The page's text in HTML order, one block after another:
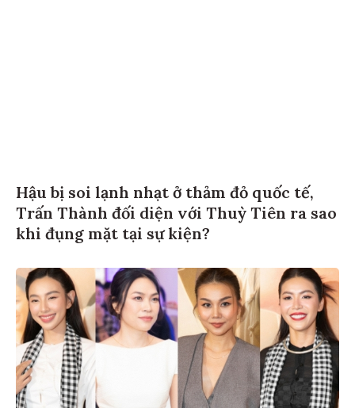
Hậu bị soi lạnh nhạt ở thảm đỏ quốc tế,
Trấn Thành đối diện với Thuỳ Tiên ra sao
khi đụng mặt tại sự kiện?